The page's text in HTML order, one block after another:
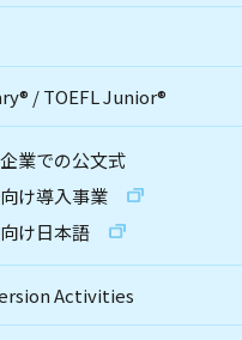
® /TOEFL Junior®
業での公文式
け導入事業
け日本語
Activities